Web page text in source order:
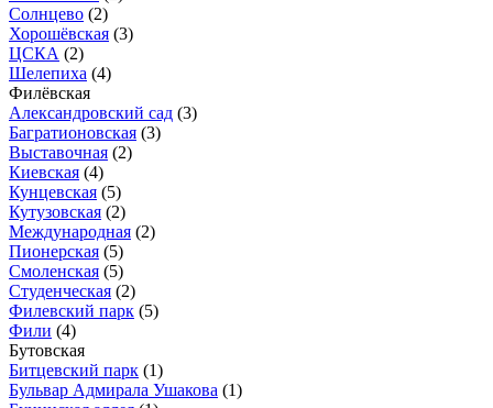
Солнцево (2)
Хорошёвская (3)
ЦСКА (2)
Шелепиха (4)
Филёвская
Александровский сад (3)
Багратионовская (3)
Выставочная (2)
Киевская (4)
Кунцевская (5)
Кутузовская (2)
Международная (2)
Пионерская (5)
Смоленская (5)
Студенческая (2)
Филевский парк (5)
Фили (4)
Бутовская
Битцевский парк (1)
Бульвар Адмирала Ушакова (1)